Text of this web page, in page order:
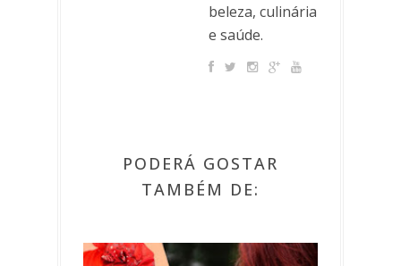
beleza, culinária
e saúde.
PODERÁ GOSTAR
TAMBÉM DE: